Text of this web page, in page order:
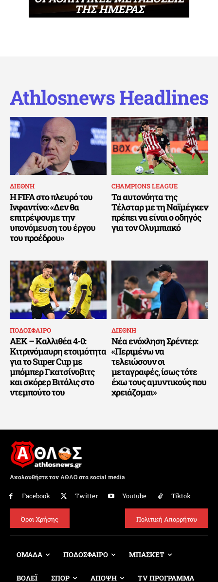
ΤΗΣ ΗΜΕΡΑΣ
Athlosnews Headlines
ΔΙΕΘΝΗ
Η FIFA στο πλευρό του
Ινφαντίνο: «Δεν θα
επιτρέψουμε την
υπονόμευση του έργου
του προέδρου»
CHAMPIONS LEAGUE
Τα αυτονόητα της
Τέλσταρ με τη Ναϊμέγκεν
πρέπει να είναι ο οδηγός
για τον Ολυμπιακό
ΠΟΔΟΣΦΑΙΡΟ
ΑΕΚ – Καλλιθέα 4-0:
Κιτρινόμαυρη ετοιμότητα
για το Super Cup με
μπόμπερ Γκατσίνοβιτς
και σκόρερ Βιτάλις στο
ντεμπούτο του
ΔΙΕΘΝΗ
Νέα ενόχληση Σρέντερ:
«Περιμένω να
τελειώσουν οι
μεταγραφές, ίσως τότε
έχω τους αμυντικούς που
χρειάζομαι»
Ακολουθήστε τον ΑΘΛΟ στα social media
Facebook Twitter Youtube Tiktok
Όροι Χρήσης Πολιτική Απορρήτου
ΟΜΑΔΑ ΠΟΔΟΣΦΑΙΡΟ ΜΠΑΣΚΕΤ
ΒΟΛΕΪ ΣΠΟΡ ΑΠΟΨΗ TV ΠΡΟΓΡΑΜΜΑ